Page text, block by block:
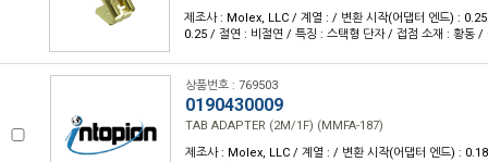
제조사 : Molex, LLC / 계열 : / 변환 시작(어댑터 엔드) :
0.25 / 절연 : 비절연 / 특징 : 스택형 단자 / 접점 소재 : 황동 /
상품번호 : 769503
0190430009
TAB ADAPTER (2M/1F) (MMFA-187)
제조사 : Molex, LLC / 계열 : / 변환 시작(어댑터 엔드) :